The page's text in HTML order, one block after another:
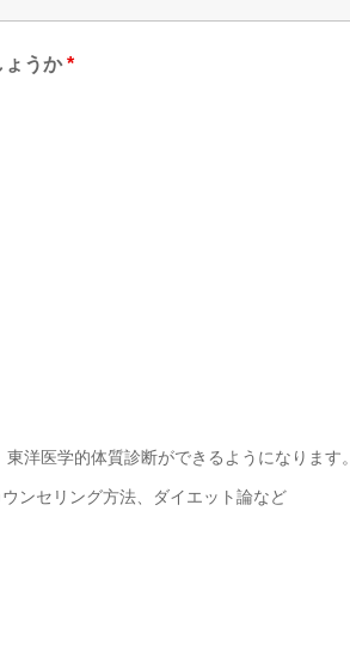
ょうか*
洋医学的体質診断ができるようになります。
ンセリング方法、ダイエット論など